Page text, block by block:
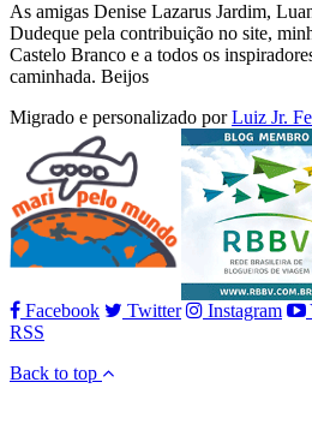
As amigas Denise Lazarus Jardim,
Dudeque pela contribuição no site,
Castelo Branco e a todos os
caminhada. Beijos
Migrado e personalizado porLuiz Jr.
Facebook Twitter Instagram
RSS
Back to top